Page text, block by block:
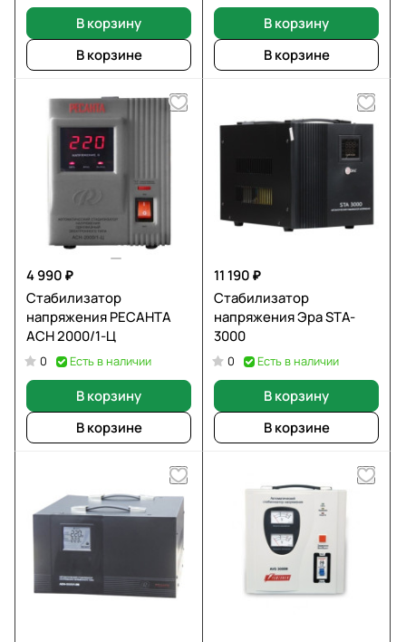
В корзину
В корзине
В корзину
В корзине
4 990 ₽
Стабилизатор
напряжения РЕСАНТА
АСН 2000/1-Ц
0 Есть в наличии
В корзину
В корзине
11 190 ₽
Стабилизатор
напряжения Эра STA-
3000
0 Есть в наличии
В корзину
В корзине